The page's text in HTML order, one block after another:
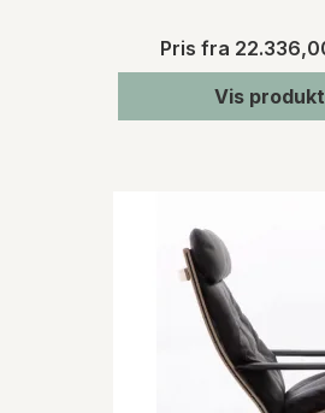
Pris fra
Vis produkt